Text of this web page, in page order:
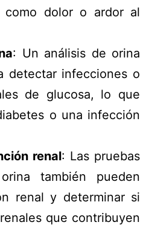
como dolor o ardor al
: Un análisis de orina
detectar infecciones o
de glucosa, lo que
o una infección
renal: Las pruebas
también pueden
renal y determinar si
que contribuyen